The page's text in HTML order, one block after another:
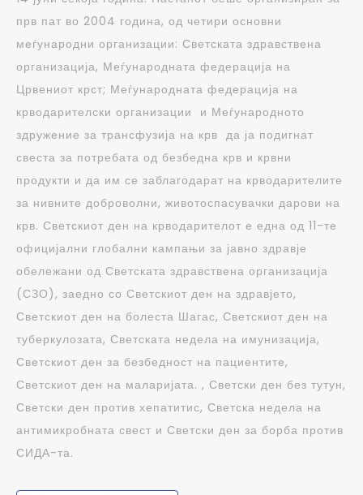
прв пат во 2004 година, од четири основни
меѓународни организации: Светската здравствена
организација, Меѓународната федерација на
Црвениот крст; Меѓународната федерација на
крводарителски организации и Меѓународното
здружение за трансфузија на крв да ја подигнат
свеста за потребата од безбедна крв и крвни
продукти и да им се заблагодарат на крводарителите
за нивните доброволни, животоспасувачки дарови на
крв. Светскиот ден на крводарителот е една од 11-те
официјални глобални кампањи за јавно здравје
обележани од Светската здравствена организација
(СЗО), заедно со Светскиот ден на здравјето,
Светскиот ден на болеста Шагас, Светскиот ден на
туберкулозата, Светската недела на имунизација,
Светскиот ден за безбедност на пациентите,
Светскиот ден на маларијата. , Светски ден без тутун,
Светски ден против хепатитис, Светска недела на
антимикробната свест и Светски ден за борба против
СИДА-та.